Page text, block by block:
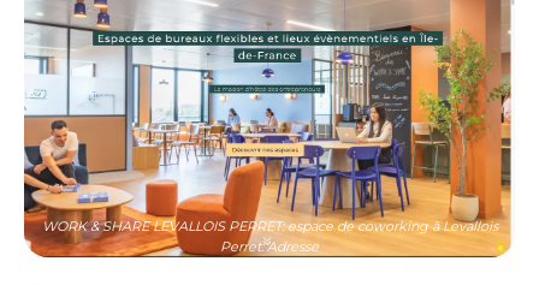
WORK & SHARE LEVALLOIS PERRET: espace de coworking à Levallois
Perret: Adresse